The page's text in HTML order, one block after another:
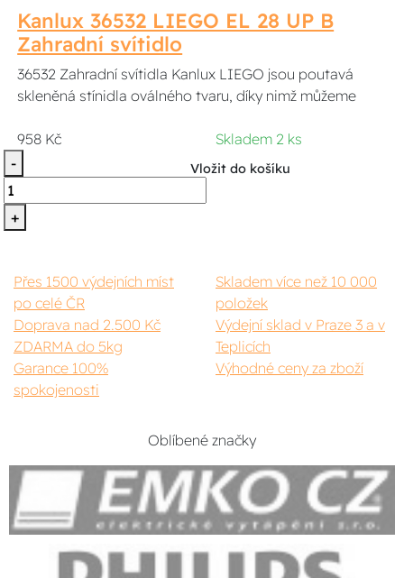
Kanlux 36532 LIEGO EL 28 UP B
Zahradní svítidlo
36532 Zahradní svítidla Kanlux LIEGO jsou poutavá
skleněná stínidla oválného tvaru, díky nimž můžeme
958 Kč
Skladem 2 ks
-
+
Vložit do košíku
Přes 1500 výdejních míst
po celé ČR
Skladem více než 10 000
položek
Doprava nad 2.500 Kč
ZDARMA do 5kg
Výdejní sklad v Praze 3 a v
Teplicích
Garance 100%
spokojenosti
Výhodné ceny za zboží
Oblíbené značky